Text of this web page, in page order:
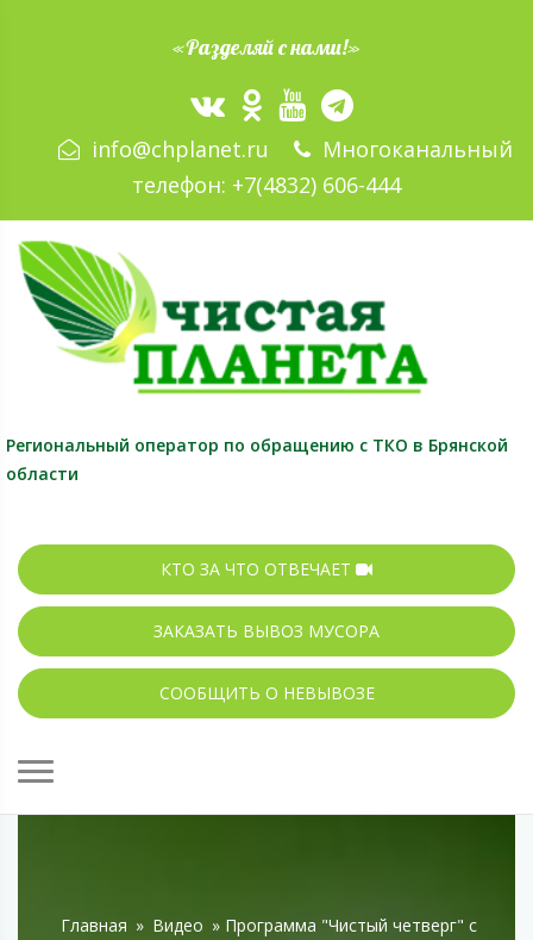
«Разделяй с нами!»
info@chplanet.ru
Многоканальный
телефон: +7(4832) 606-444
Региональный оператор по обращению с ТКО в Брянской
области
КТО ЗА ЧТО ОТВЕЧАЕТ
ЗАКАЗАТЬ ВЫВОЗ МУСОРА
СООБЩИТЬ О НЕВЫВОЗЕ
Главная » Видео » Программа "Чистый четверг" с